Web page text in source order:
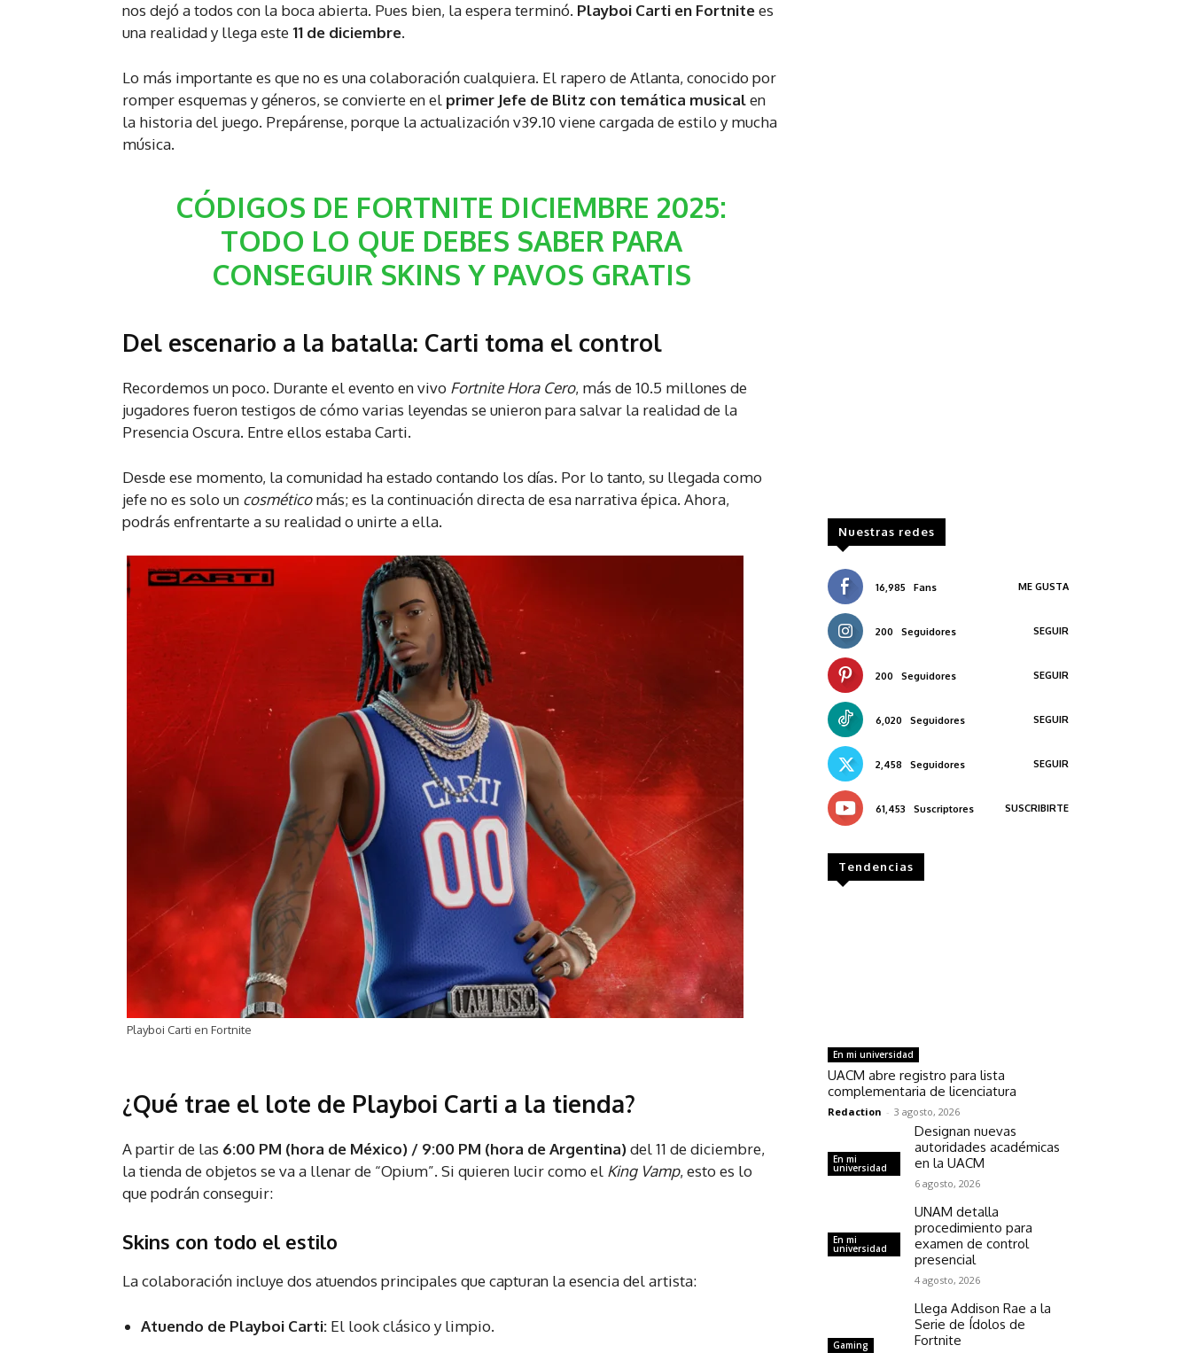
nos dejó a todos con la boca abierta. Pues bien, la espera terminó. Playboi Carti en Fortnitees
una realidad y llega este11 de diciembre.
Lo más importante es que no es una colaboración cualquiera. El rapero de Atlanta, conocido por
romper esquemas y géneros, se convierte en el primer Jefe de Blitz con temática musicalen
la historia del juego. Prepárense, porque la actualización v39.10 viene cargada de estilo y mucha
música.
CÓDIGOS DE FORTNITE DICIEMBRE 2025:
TODO LO QUE DEBES SABER PARA
CONSEGUIR SKINS Y PAVOS GRATIS
Del escenario a la batalla: Carti toma el control
Recordemos un poco. Durante el evento en vivo Fortnite Hora Cero, más de 10.5 millones de
jugadores fueron testigos de cómo varias leyendas se unieron para salvar la realidad de la
Presencia Oscura. Entre ellos estaba Carti.
Desde ese momento, la comunidad ha estado contando los días. Por lo tanto, su llegada como
jefe no es solo un cosméticomás; es la continuación directa de esa narrativa épica. Ahora,
podrás enfrentarte a su realidad o unirte a ella.
Playboi Carti en Fortnite
¿Qué trae el lote de Playboi Carti a la tienda?
A partir de las 6:00 PM (hora de México) / 9:00 PM (hora de Argentina)del 11 de diciembre,
la tienda de objetos se va a llenar de “Opium”. Si quieren lucir como el King Vamp, esto es lo
que podrán conseguir:
Skins con todo el estilo
La colaboración incluye dos atuendos principales que capturan la esencia del artista:
Atuendo de Playboi Carti: El look clásico y limpio.
Nuestras redes
16,985 Fans ME GUSTA
200 Seguidores SEGUIR
200 Seguidores SEGUIR
6,020 Seguidores SEGUIR
2,458 Seguidores SEGUIR
61,453 Suscriptores SUSCRIBIRTE
Tendencias
En mi universidad
UACM abre registro para lista
complementaria de licenciatura
Redaction - 3 agosto, 2026
En mi
universidad
Designan nuevas
autoridades académicas
en la UACM
6 agosto, 2026
En mi
universidad
UNAM detalla
procedimiento para
examen de control
presencial
4 agosto, 2026
Gaming
Llega Addison Rae a la
Serie de Ídolos de
Fortnite